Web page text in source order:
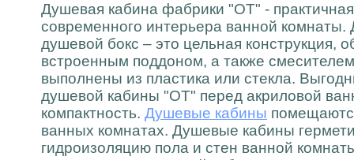
Душевая кабина фабрики "ОТ" -
современного интерьера ванной
душевой бокс – это цельная конструкция,
встроенным поддоном, а также
выполнены из пластика или стекла.
душевой кабины "ОТ" перед акриловой
компактность. Душевые кабины
ванных комнатах. Душевые кабины
гидроизоляцию пола и стен ванной